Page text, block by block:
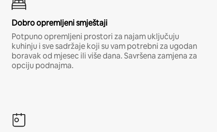
Dobro opremljeni smještaji
Potpuno opremljeni prostori za najam uključuju
kuhinju i sve sadržaje koji su vam potrebni za ugodan
boravak od mjesec ili više dana. Savršena zamjena za
opciju podnajma.